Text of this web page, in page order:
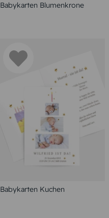
Babykarten Blumenkrone
Babykarten Kuchen